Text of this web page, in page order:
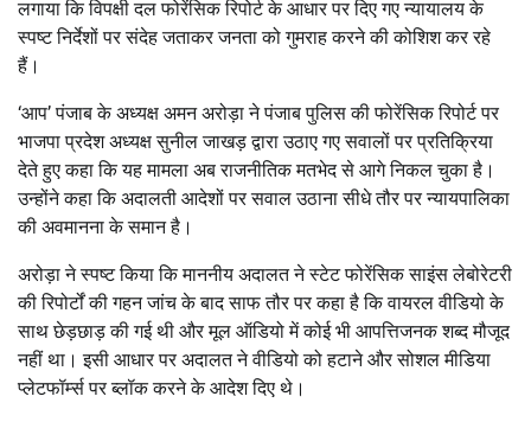
लगाया कि विपक्षी दल फोरेंसिक रिपोर्ट के आधार पर दिए गए न्यायालय के
स्पष्ट निर्देशों पर संदेह जताकर जनता को गुमराह करने की कोशिश कर रहे
हैं।
‘आप’ पंजाब के अध्यक्ष अमन अरोड़ा ने पंजाब पुलिस की फोरेंसिक रिपोर्ट पर
भाजपा प्रदेश अध्यक्ष सुनील जाखड़ द्वारा उठाए गए सवालों पर प्रतिक्रिया
देते हुए कहा कि यह मामला अब राजनीतिक मतभेद से आगे निकल चुका है।
उन्होंने कहा कि अदालती आदेशों पर सवाल उठाना सीधे तौर पर न्यायपालिका
की अवमानना के समान है।
अरोड़ा ने स्पष्ट किया कि माननीय अदालत ने स्टेट फोरेंसिक साइंस लेबोरेटरी
की रिपोर्टों की गहन जांच के बाद साफ तौर पर कहा है कि वायरल वीडियो के
साथ छेड़छाड़ की गई थी और मूल ऑडियो में कोई भी आपत्तिजनक शब्द मौजूद
नहीं था। इसी आधार पर अदालत ने वीडियो को हटाने और सोशल मीडिया
प्लेटफॉर्म्स पर ब्लॉक करने के आदेश दिए थे।